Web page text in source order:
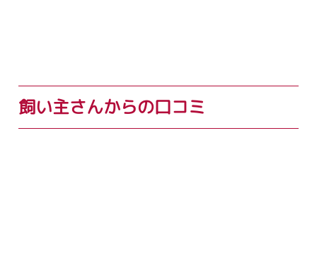
飼い主さんからの口コミ